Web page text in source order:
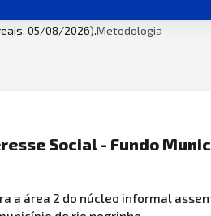
05/08/2026).Metodologia
Social - Fundo
a área 2 do núcleo informal